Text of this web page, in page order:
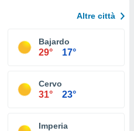
Altre città
Bajardo
29° 17°
Cervo
31° 23°
Imperia